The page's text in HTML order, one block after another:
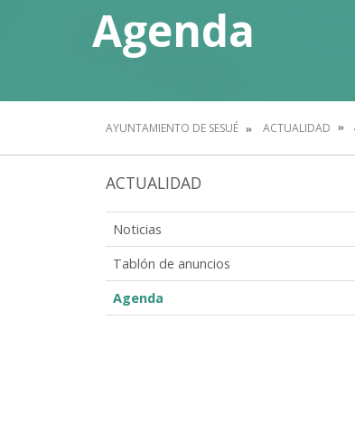
Agenda
AYUNTAMIENTO DE SESUÉ ACTUALIDAD
ACTUALIDAD
Noticias
Tablón de anuncios
Agenda